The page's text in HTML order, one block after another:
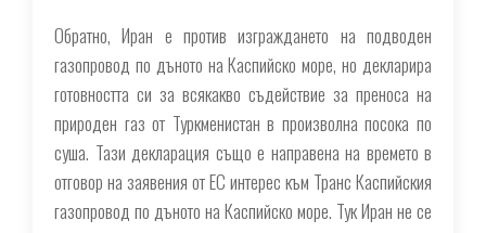
Обратно, Иран е против изграждането на подводен
газопровод по дъното на Каспийско море, но декларира
готовността си за всякакво съдействие за преноса на
природен газ от Туркменистан в произволна посока по
суша. Тази декларация също е направена на времето в
отговор на заявения от ЕС интерес към Транс Каспийския
газопровод по дъното на Каспийско море. Тук Иран не се